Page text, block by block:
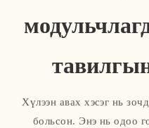
Хүлээн авах хэсэг нь
больсон. Энэ нь одоо